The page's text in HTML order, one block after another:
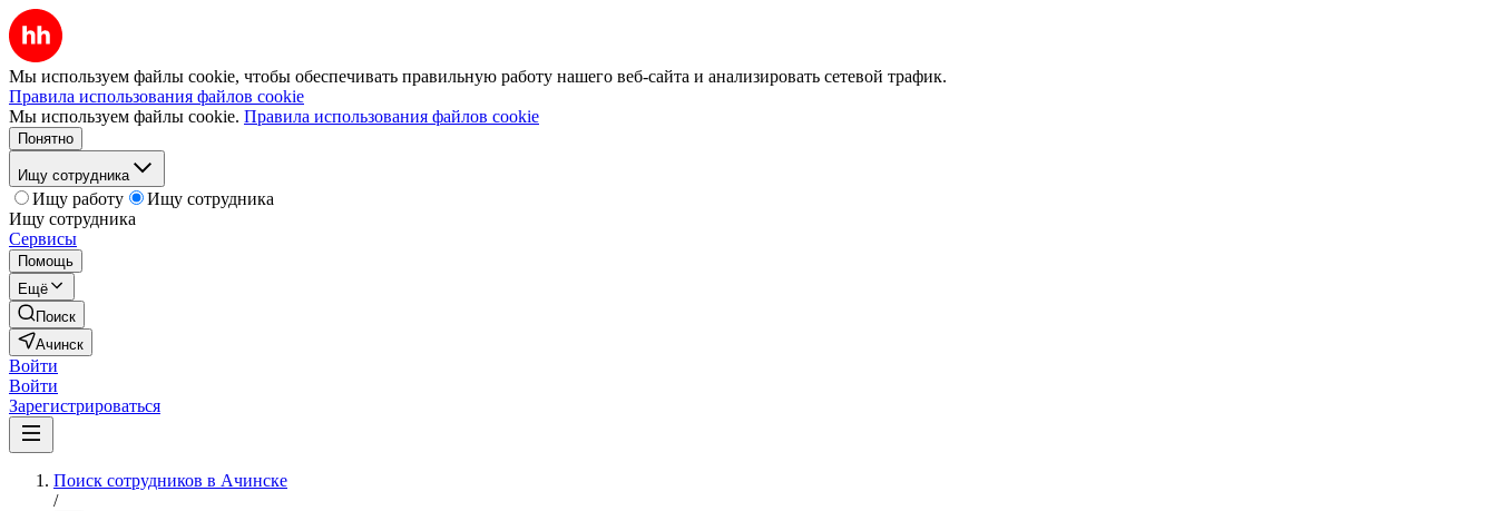
Мы используем файлы cookie, чтобы обеспечивать правильную работу нашего веб-сайта и анализировать сетевой трафик.
Правила использования файлов cookie
Мы используем файлы cookie. Правила использования файлов cookie
Понятно
Ищу сотрудника
Ищу работу
Ищу сотрудника
Ищу сотрудника
Сервисы
Помощь
Ещё
Поиск
Ачинск
Войти
Войти
Зарегистрироваться
Поиск сотрудников в Ачинске
/